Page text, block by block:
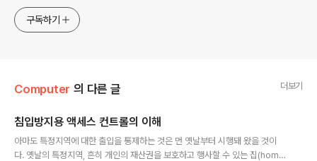
구독하기
Computer 의 다른 글 더보기
침입방지용 액세스 컨트롤의 이해
아마도 특정지역에 대한 출입을 통제하는 것은 먼 옛날부터 시행돼 왔을 것이
다. 옛날의 특정지역, 흔히 개인의 재산권을 보호하고 행사할 수 있는 집(hom